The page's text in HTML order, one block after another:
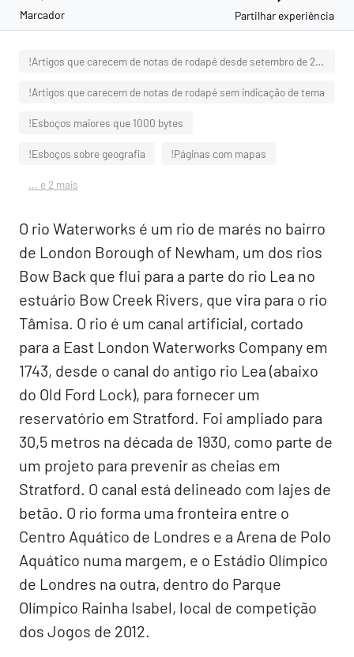
Marcador Partilhar experiência
!Artigos que carecem de notas de rodapé desde setembro de 2013
!Artigos que carecem de notas de rodapé sem indicação de tema
!Esboços maiores que 1000 bytes
!Esboços sobre geografia !Páginas com mapas
... e 2 mais
O rio Waterworks é um rio de marés no bairro
de London Borough of Newham, um dos rios
Bow Back que flui para a parte do rio Lea no
estuário Bow Creek Rivers, que vira para o rio
Tâmisa. O rio é um canal artificial, cortado
para a East London Waterworks Company em
1743, desde o canal do antigo rio Lea (abaixo
do Old Ford Lock), para fornecer um
reservatório em Stratford. Foi ampliado para
30,5 metros na década de 1930, como parte de
um projeto para prevenir as cheias em
Stratford. O canal está delineado com lajes de
betão. O rio forma uma fronteira entre o
Centro Aquático de Londres e a Arena de Polo
Aquático numa margem, e o Estádio Olímpico
de Londres na outra, dentro do Parque
Olímpico Rainha Isabel, local de competição
dos Jogos de 2012.